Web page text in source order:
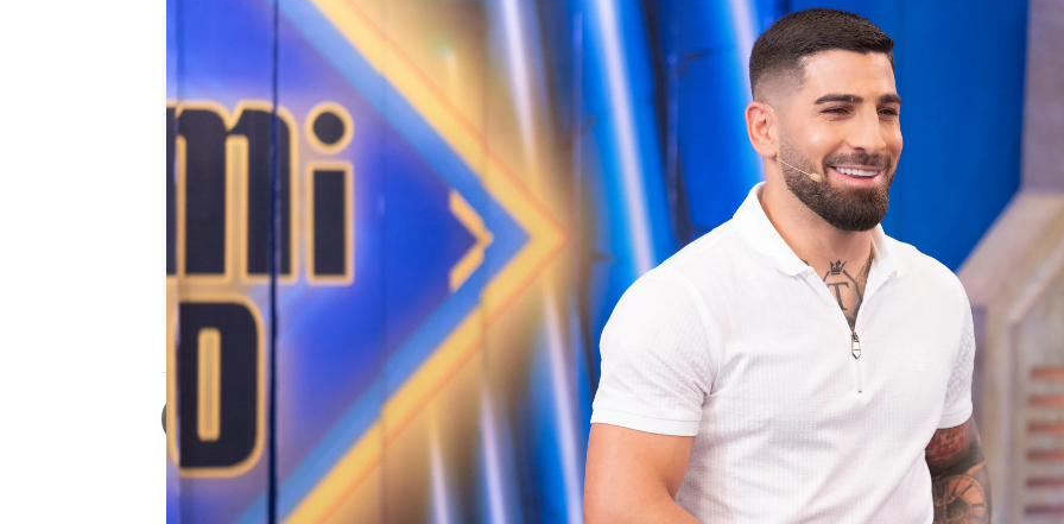
Roberto Fernández Ferreira
01 de mayo de 2023, 23:13 WhatsappFacebook
X
El jueves, la visita de Niña Pastori a 'El Hormiguero'se convirtió